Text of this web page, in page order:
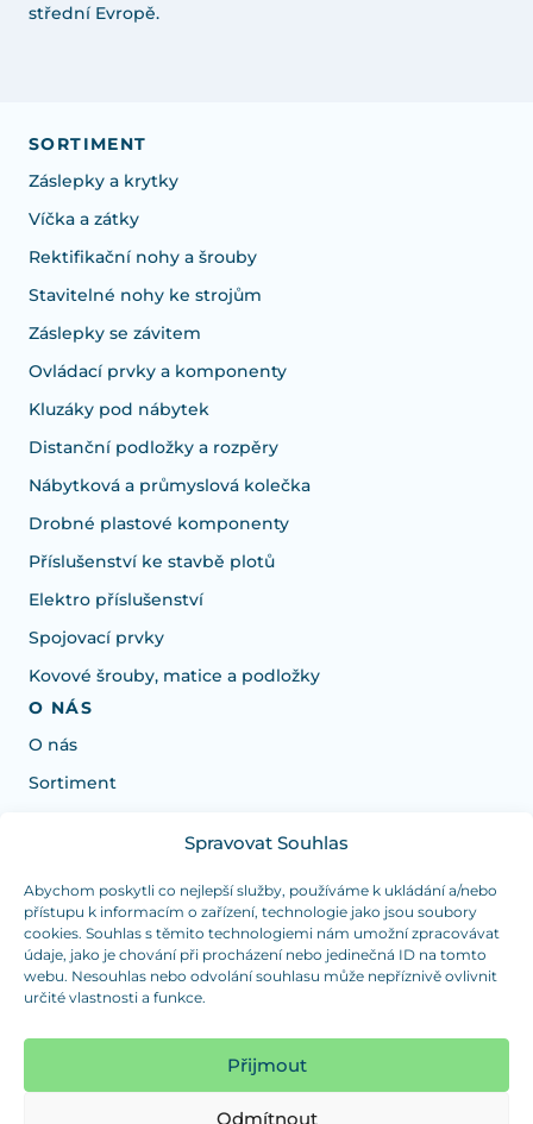
Spravovat Souhlas
Abychom poskytli co nejlepší služby, používáme k ukládání a/nebo
přístupu k informacím o zařízení, technologie jako jsou soubory
cookies. Souhlas s těmito technologiemi nám umožní zpracovávat
údaje, jako je chování při procházení nebo jedinečná ID na tomto
webu. Nesouhlas nebo odvolání souhlasu může nepříznivě ovlivnit
určité vlastnosti a funkce.
Přijmout
Odmítnout
střední Evropě.
SORTIMENT
Záslepky a krytky
Víčka a zátky
Rektifikační nohy a šrouby
Stavitelné nohy ke strojům
Záslepky se závitem
Ovládací prvky a komponenty
Kluzáky pod nábytek
Distanční podložky a rozpěry
Nábytková a průmyslová kolečka
Drobné plastové komponenty
Příslušenství ke stavbě plotů
Elektro příslušenství
Spojovací prvky
Kovové šrouby, matice a podložky
O NÁS
O nás
Sortiment
Potřebujete poradit s výběrem?
Jsme tu pro vás Pondělí-Čtvrtek od: 7:30 - 15:30 hodin
a Pátek od 7:30 - 14:30 hodin
info@dualpraha.cz +420 725 802 767
(platba pouze v hotovosti)
Jsme tu pro vás Pondělí-Čtvrtek od: 7:30 - 15:30 hodin